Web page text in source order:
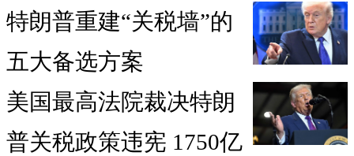
特朗普重建“关税墙”的
五大备选方案
美国最高法院裁决特朗
普关税政策违宪 1750亿